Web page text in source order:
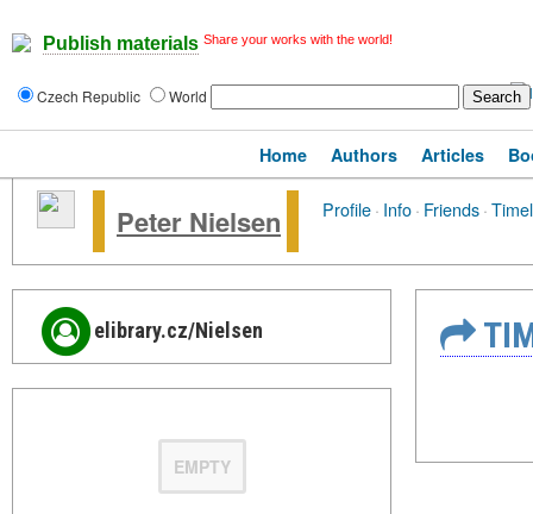
Publish materials Share your works with the world!
Czech Republic World
Home Authors Articles
Peter Nielsen Profile· Info· Friends·
elibrary.cz/Nielsen
EMPTY